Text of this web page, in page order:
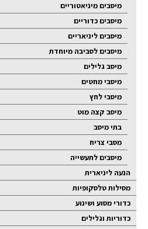
מיסבים מיניאטוריים
מיסבים כדוריים
מיסבים ליניאריים
מיסבים לסביבה מיוחדת
מיסב גלילים
מיסבי מחטים
מיסבי לחץ
מיסב קצה מוט
בתי מיסב
מסבי צריח
מיסבים לתעשייה
הנעה ליניארית
מסילות טלסקופיות
כדורי מסוע ושינוע
כדוריות וגלילים